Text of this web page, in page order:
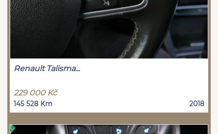
Renault Talisma...
229 000 Kč
145 528 Km 2018